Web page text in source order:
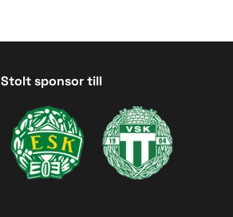
Stolt sponsor till